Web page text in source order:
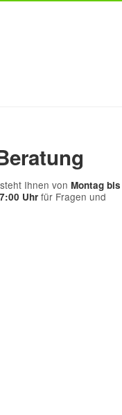
Ihnen von Montag bis
Uhr für Fragen und